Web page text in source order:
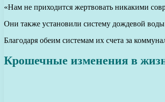
«Нам не приходится жертвовать никакими
Они также установили систему дождевой
Благодаря обеим системам их счета за
Крошечные изменения в